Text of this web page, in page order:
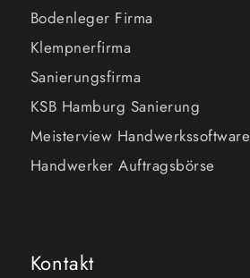
Bodenleger Firma
Klempnerfirma
Sanierungsfirma
KSB Hamburg Sanierung
Meisterview Handwerkssoftware
Handwerker Auftragsbörse
Kontakt